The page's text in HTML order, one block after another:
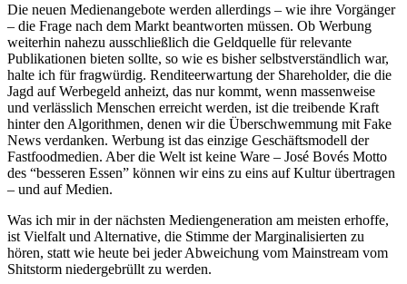
Die neuen Medienangebote werden allerdings – wie ihre Vorgänger
– die Frage nach dem Markt beantworten müssen. Ob Werbung
weiterhin nahezu ausschließlich die Geldquelle für relevante
Publikationen bieten sollte, so wie es bisher selbstverständlich war,
halte ich für fragwürdig. Renditeerwartung der Shareholder, die die
Jagd auf Werbegeld anheizt, das nur kommt, wenn massenweise
und verlässlich Menschen erreicht werden, ist die treibende Kraft
hinter den Algorithmen, denen wir die Überschwemmung mit Fake
News verdanken. Werbung ist das einzige Geschäftsmodell der
Fastfoodmedien. Aber die Welt ist keine Ware – José Bovés Motto
des “besseren Essen” können wir eins zu eins auf Kultur übertragen
– und auf Medien.
Was ich mir in der nächsten Mediengeneration am meisten erhoffe,
ist Vielfalt und Alternative, die Stimme der Marginalisierten zu
hören, statt wie heute bei jeder Abweichung vom Mainstream vom
Shitstorm niedergebrüllt zu werden.